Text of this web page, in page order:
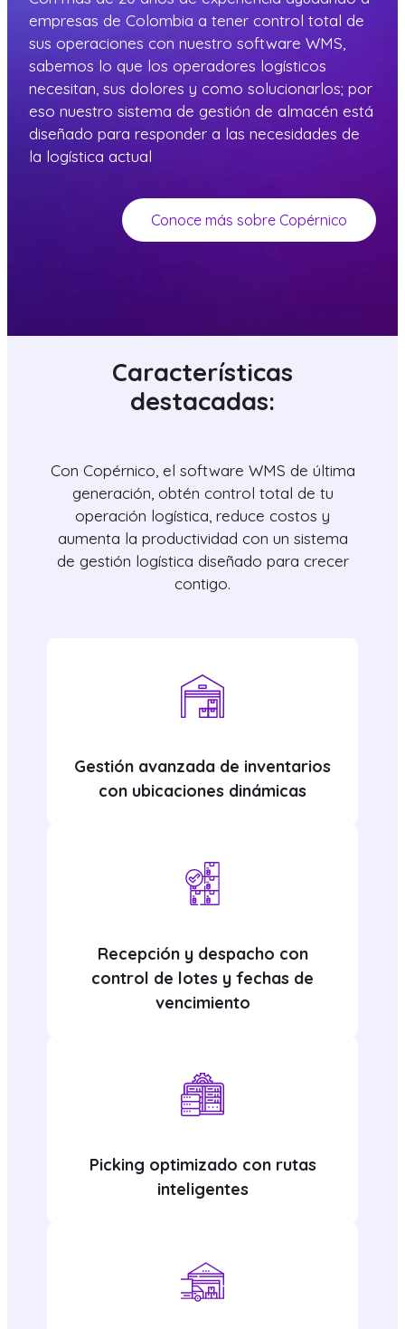
empresas de Colombia a tener control total de
sus operaciones con nuestro software WMS,
sabemos lo que los operadores logísticos
necesitan, sus dolores y como solucionarlos; por
eso nuestro sistema de gestión de almacén está
diseñado para responder a las necesidades de
la logística actual
Conoce más sobre Copérnico
Características
destacadas:
Con Copérnico, el software WMS de última
generación, obtén control total de tu
operación logística, reduce costos y
aumenta la productividad con un sistema
de gestión logística diseñado para crecer
contigo.
Gestión avanzada de inventarios
con ubicaciones dinámicas
Recepción y despacho con
control de lotes y fechas de
vencimiento
Picking optimizado con rutas
inteligentes